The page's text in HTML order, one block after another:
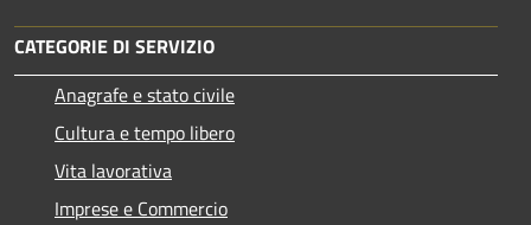
CATEGORIE DI SERVIZIO
Anagrafe e stato civile
Cultura e tempo libero
Vita lavorativa
Imprese e Commercio